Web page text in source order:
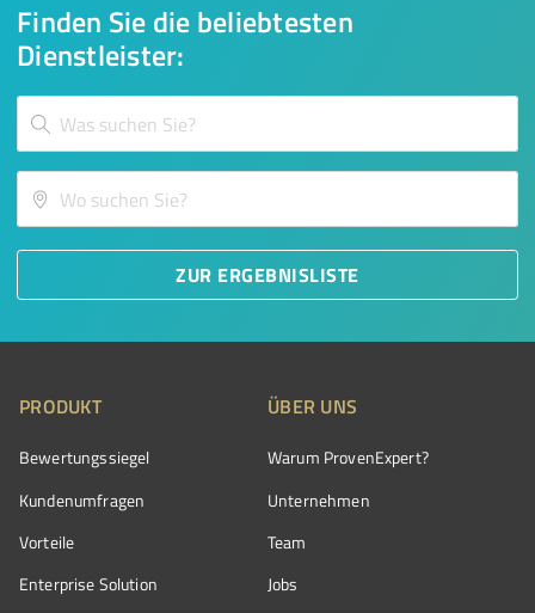
Finden Sie die beliebtesten
Dienstleister:
ZUR ERGEBNISLISTE
PRODUKT
Bewertungssiegel
Kundenumfragen
Vorteile
Enterprise Solution
ÜBER UNS
Warum ProvenExpert?
Unternehmen
Team
Jobs